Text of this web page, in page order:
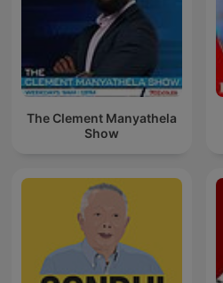
The Clement Manyathela
Show